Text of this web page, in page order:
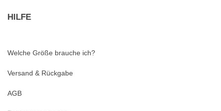
HILFE
Welche Größe brauche ich?
Versand & Rückgabe
AGB